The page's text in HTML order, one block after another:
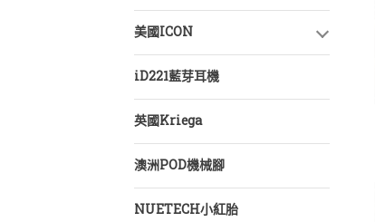
美國ICON
iD221藍芽耳機
英國Kriega
澳洲POD機械腳
NUETECH小紅胎